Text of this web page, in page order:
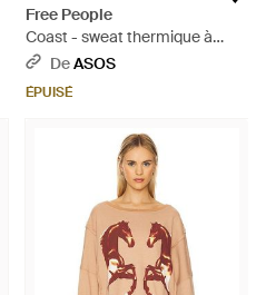
Free People
Coast - sweat thermique à
manches longues - olive -
Neutre
DeASOS
ÉPUISÉ